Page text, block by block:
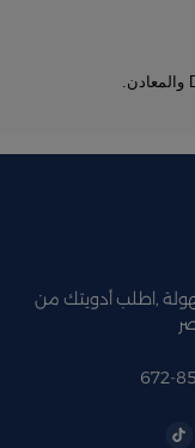
,اطلب أدويتك من